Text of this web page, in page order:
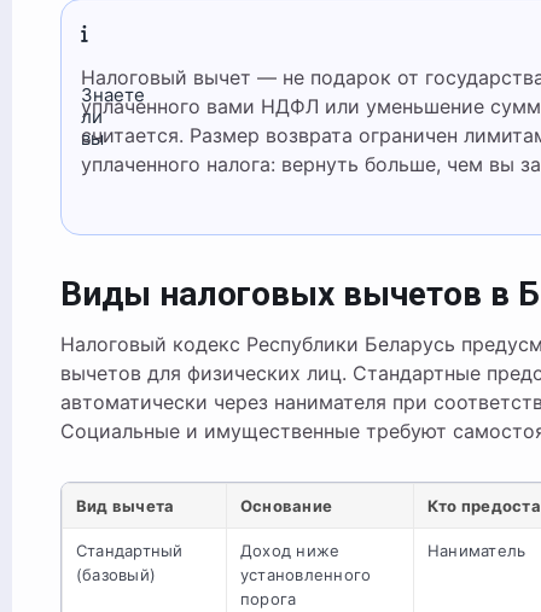
Знаете
ли
вы
Налоговый вычет — не подарок от государства. Это возврат части уже
уплаченного вами НДФЛ или уменьшение
считается. Размер возврата ограничен
уплаченного налога: вернуть больше, чем вы
Виды налоговых вычетов в
Налоговый кодекс Республики Беларусь
вычетов для физических лиц. Стандартные
автоматически через нанимателя при
Социальные и имущественные требуют
Вид вычета Основание Кто
Стандартный
(базовый)
Доход ниже
установленного
порога
Наниматель